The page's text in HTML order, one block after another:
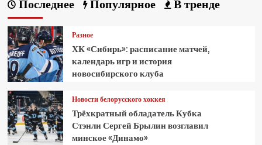
Последнее Популярное В тренде
Разное
ХК «Сибирь»: расписание матчей,
календарь игр и история
новосибирского клуба
Новости белорусского хоккея
Трёхкратный обладатель Кубка
Стэнли Сергей Брылин возглавил
минское «Динамо»